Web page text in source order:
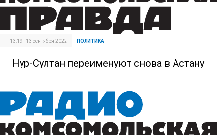
13:19 | 13 сентября 2022 ПОЛИТИКА
Нур-Султан переименуют снова в Астану